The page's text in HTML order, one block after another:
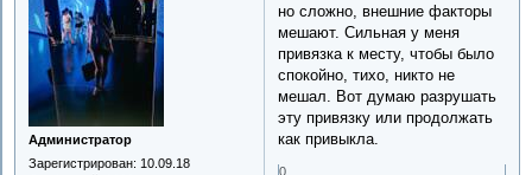
Администратор
Зарегистрирован: 10.09.18
но сложно, внешние факторы
мешают. Сильная у меня
привязка к месту, чтобы было
спокойно, тихо, никто не
мешал. Вот думаю разрушать
эту привязку или продолжать
как привыкла.
0